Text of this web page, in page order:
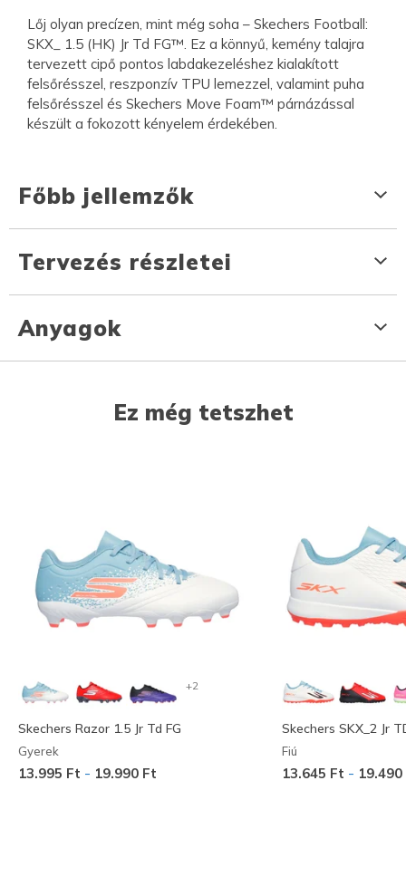
Lőj olyan precízen, mint még soha – Skechers Football:
SKX_ 1.5 (HK) Jr Td FG™. Ez a könnyű, kemény talajra
tervezett cipő pontos labdakezeléshez kialakított
felsőrésszel, reszponzív TPU lemezzel, valamint puha
felsőrésszel és Skechers Move Foam™ párnázással
készült a fokozott kényelem érdekében.
Főbb jellemzők
Tervezés részletei
Anyagok
Ez még tetszhet
+2
Skechers Razor 1.5 Jr Td FG
Gyerek
13.995 Ft - 19.990 Ft
Skechers SKX_2 Jr
Fiú
13.645 Ft -